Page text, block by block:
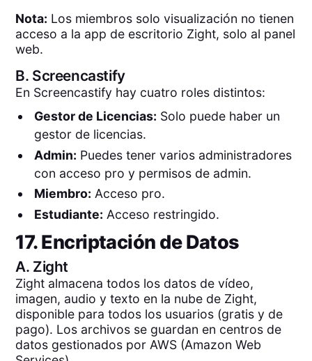
Nota: Los miembros solo visualización no tienen
acceso a la app de escritorio Zight, solo al panel
web.
B. Screencastify
En Screencastify hay cuatro roles distintos:
Gestor de Licencias: Solo puede haber un
gestor de licencias.
Admin: Puedes tener varios administradores
con acceso pro y permisos de admin.
Miembro: Acceso pro.
Estudiante: Acceso restringido.
17. Encriptación de Datos
A. Zight
Zight almacena todos los datos de vídeo,
imagen, audio y texto en la nube de Zight,
disponible para todos los usuarios (gratis y de
pago). Los archivos se guardan en centros de
datos gestionados por AWS (Amazon Web